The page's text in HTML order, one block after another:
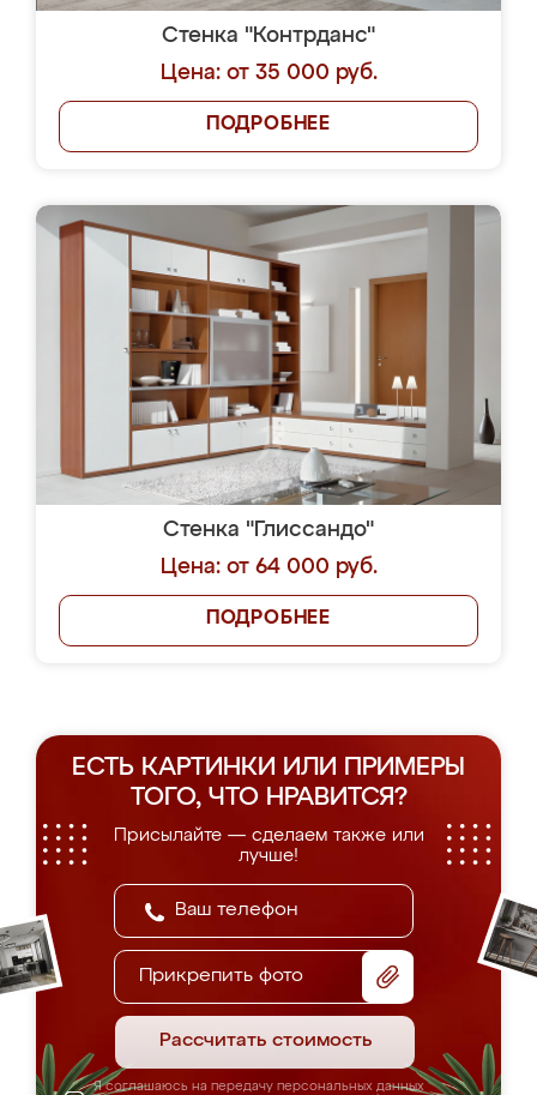
Стенка "Контрданс"
Цена: от 35 000 руб.
ПОДРОБНЕЕ
Стенка "Глиссандо"
Цена: от 64 000 руб.
ПОДРОБНЕЕ
ЕСТЬ КАРТИНКИ ИЛИ ПРИМЕРЫ
ТОГО, ЧТО НРАВИТСЯ?
Присылайте — сделаем также или
лучше!
Прикрепить фото
Рассчитать стоимость
Я соглашаюсь на передачу персональных данных